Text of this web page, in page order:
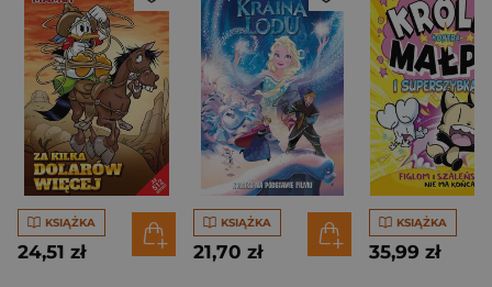
KSIĄŻKA
24,51 zł
KSIĄŻKA
21,70 zł
KSIĄŻKA
35,99 zł